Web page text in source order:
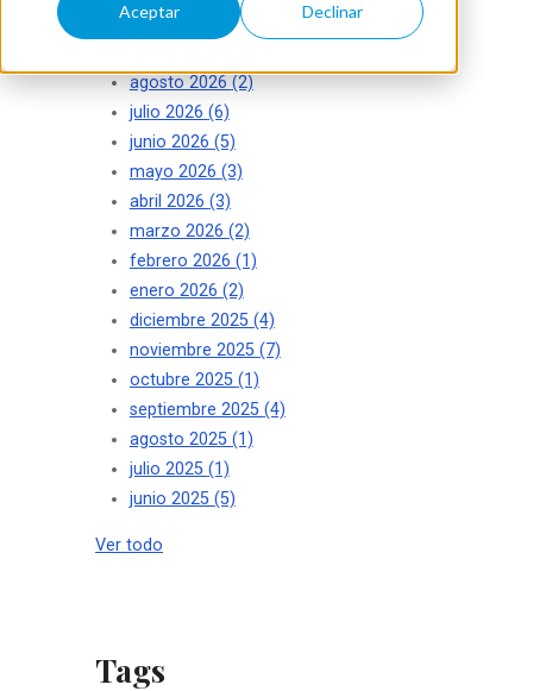
Aceptar Declinar
Archivo
agosto 2026 (2)
julio 2026 (6)
junio 2026 (5)
mayo 2026 (3)
abril 2026 (3)
marzo 2026 (2)
febrero 2026 (1)
enero 2026 (2)
diciembre 2025 (4)
noviembre 2025 (7)
octubre 2025 (1)
septiembre 2025 (4)
agosto 2025 (1)
julio 2025 (1)
junio 2025 (5)
Ver todo
Tags